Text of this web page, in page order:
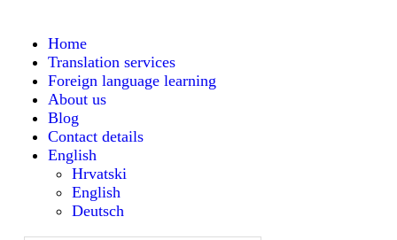
Home
Translation services
Foreign language learning
About us
Blog
Contact details
English
Hrvatski
English
Deutsch
Montanense - strani jezici, tumači i prevoditelji
TRANSLATION SERVICES
FOREIGN LANGUAGE
LEARNING
ABOUT US